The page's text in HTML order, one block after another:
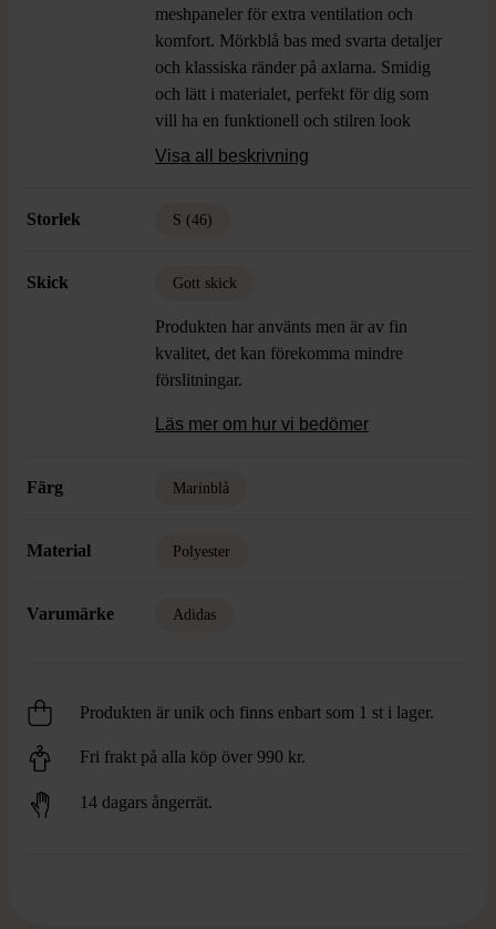
meshpaneler för extra ventilation och
komfort. Mörkblå bas med svarta detaljer
och klassiska ränder på axlarna. Smidig
och lätt i materialet, perfekt för dig som
vill ha en funktionell och stilren look
under träningspasset. Logotyp framtill i
Visa all beskrivning
Storlek S (46)
Skick Gott skick
Produkten har använts men är av fin
kvalitet, det kan förekomma mindre
förslitningar.
Läs mer om hur vi bedömer
Färg Marinblå
Material Polyester
Varumärke Adidas
Produkten är unik och finns enbart som 1 st i lager.
Fri frakt på alla köp över 990 kr.
14 dagars ångerrät.